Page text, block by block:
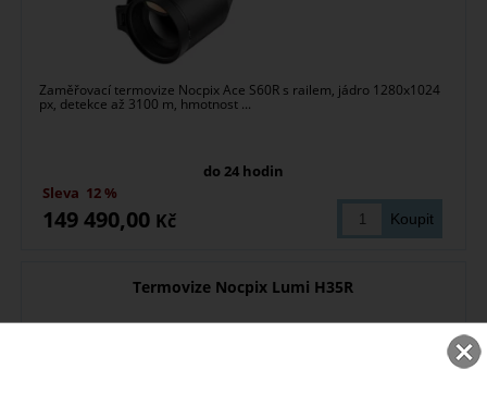
Zaměřovací termovize Nocpix Ace S60R s railem, jádro 1280x1024
px, detekce až 3100 m, hmotnost ...
do 24 hodin
149 490,00 Kč
Sleva 12 %
Termovize Nocpix Lumi H35R